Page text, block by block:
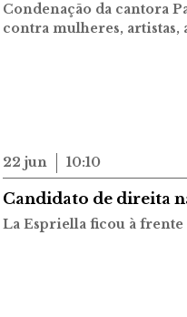
Condenação da cantora
contra mulheres, artistas,
22 jun 10:10
Candidato de direita
La Espriella ficou à